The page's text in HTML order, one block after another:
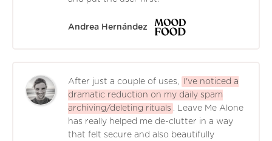
Andrea Hernández
After just a couple of uses,
I've noticed a
dramatic reduction on my daily spam
archiving/deleting rituals
. Leave Me Alone
has really helped me de-clutter in a way
that felt secure and also beautifully